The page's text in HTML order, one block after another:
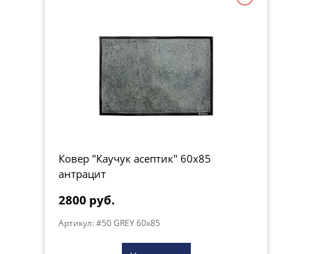
Ковер "Каучук асептик" 60х85
антрацит
2800 руб.
Артикул: #50 GREY 60x85